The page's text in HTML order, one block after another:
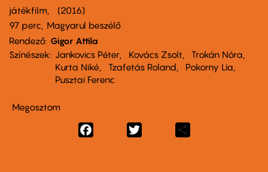
játékfilm
2016
97 perc,
Magyarul beszélő
Rendező Gigor Attila
Színészek
Jankovics Péter Kovács Zsolt
Trokán Nóra
Kurta Niké
Tzafetás Roland
Pokorny Lia
Pusztai Ferenc
Megosztom
Facebook